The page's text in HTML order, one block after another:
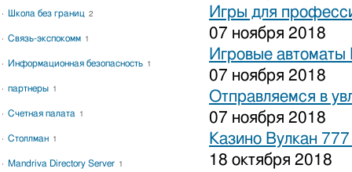
Игры для
07 ноября 2018
Игровые автоматы
07 ноября 2018
Отправляемся в
07 ноября 2018
Казино Вулкан
18 октября 2018
Школа без границ 2
Связь-экспокомм 1
Информационная безопасность 1
партнеры 1
Счетная палата 1
Столлман 1
Mandriva Directory Server 1